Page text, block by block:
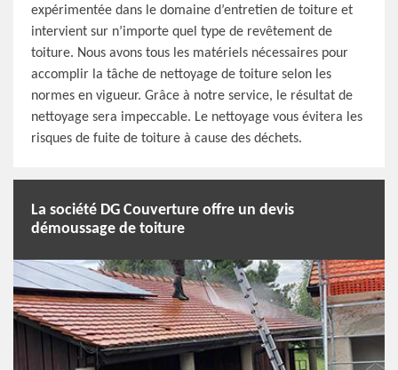
expérimentée dans le domaine d’entretien de toiture et
intervient sur n’importe quel type de revêtement de
toiture. Nous avons tous les matériels nécessaires pour
accomplir la tâche de nettoyage de toiture selon les
normes en vigueur. Grâce à notre service, le résultat de
nettoyage sera impeccable. Le nettoyage vous évitera les
risques de fuite de toiture à cause des déchets.
La société DG Couverture offre un devis
démoussage de toiture